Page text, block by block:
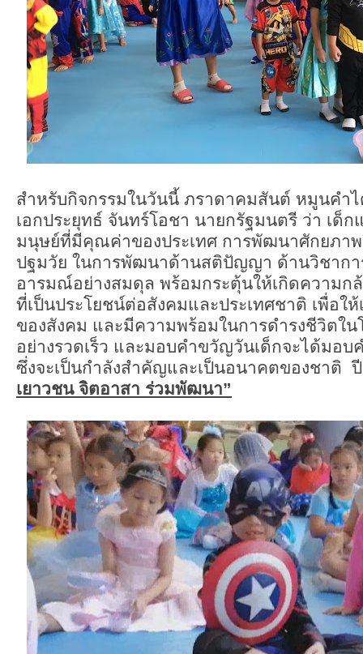
สำหรับกิจกรรมในวันนี้ ภราดาคมสันต์ หมูนคำ
เอกประยุทธ์ จันทร์โอชา นายกรัฐมนตรี ว่า เด็ก
มนุษย์ที่มีคุณค่าของประเทศ การพัฒนาศักยภาพ
ปฐมวัย ในการพัฒนาด้านสติปัญญา ด้านวิชาก
อารมณ์อย่างสมดุล พร้อมกระตุ้นให้เกิดความก
ที่เป็นประโยชน์ต่อสังคมและประเทศชาติ เพื่อใ
ของสังคม และมีความพร้อมในการดำรงชีวิตใน
อย่างรวดเร็ว และมอบคำขวัญวันเด็กจะได้มอบ
ซึ่งจะเป็นกำลังสำคัญและเป็นอนาคตของชาติ
เยาวชน จิตอาสา ร่วมพัฒนา”